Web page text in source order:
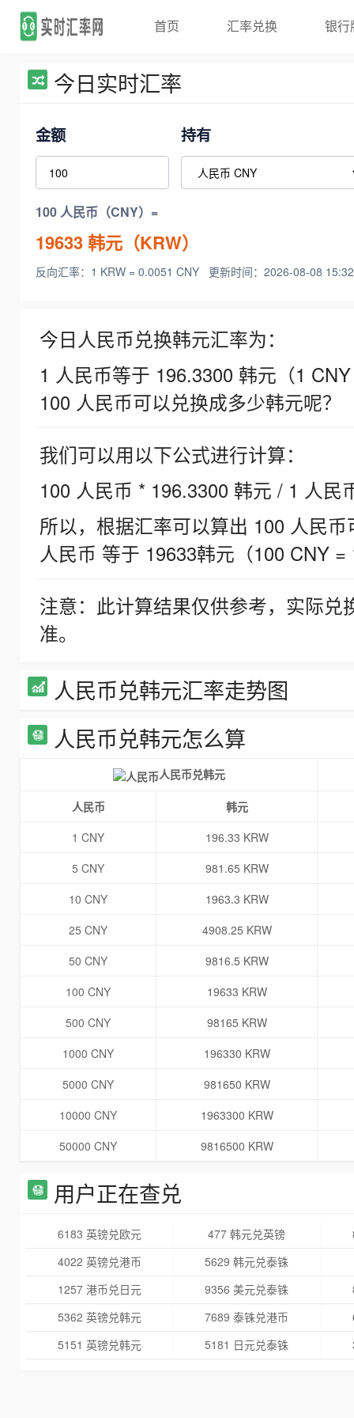
首页 汇率兑换 银行
今日实时汇率
金额 持有
100 人民币（CNY）=
19633韩元（KRW）
反向汇率：1 KRW = 0.0051 CNY 更新时间：2026-08-08
今日人民币兑换韩元汇率为：
1 人民币等于 196.3300 韩元（1
100 人民币可以兑换成多少韩元呢？
我们可以用以下公式进行计算：
100 人民币 * 196.3300 韩元 / 1 人民
所以，根据汇率可以算出 100 人民
人民币 等于 19633韩元（100 CNY =
注意：此计算结果仅供参考，实际
准。
人民币兑韩元汇率走势图
人民币兑韩元怎么算
人民币兑韩元
人民币
韩元
1 CNY
196.33 KRW
5 CNY
981.65 KRW
10 CNY
1963.3 KRW
25 CNY
4908.25 KRW
50 CNY
9816.5 KRW
100 CNY
19633 KRW
500 CNY
98165 KRW
1000 CNY
196330 KRW
5000 CNY
981650 KRW
10000 CNY
1963300 KRW
50000 CNY
9816500 KRW
用户正在查兑
6183 英镑兑欧元 477 韩元兑英镑
4022 英镑兑港币
5629 韩元兑泰铢
1257 港币兑日元
9356 美元兑泰铢
5362 英镑兑韩元
7689 泰铢兑港币
5151 英镑兑韩元
5181 日元兑泰铢